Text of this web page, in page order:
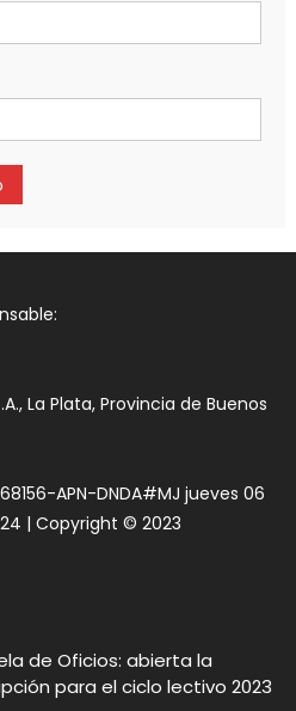
La Plata, Provincia de Buenos
APN-DNDA#MJ jueves 06
| Copyright © 2023
de Oficios: abierta la
para el ciclo lectivo 2023